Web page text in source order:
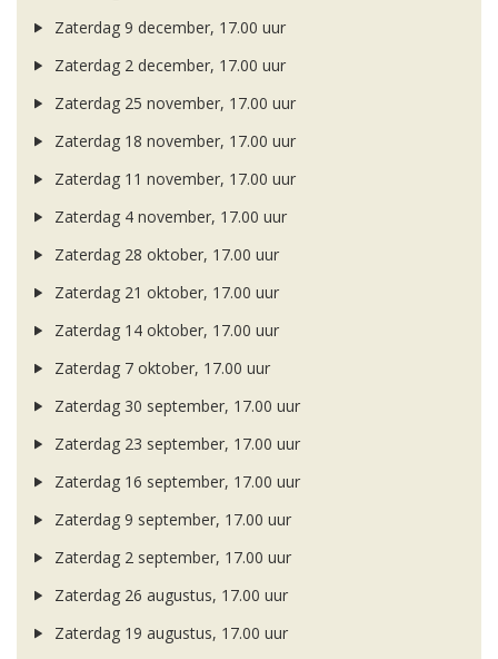
Zaterdag 9 december, 17.00 uur
Zaterdag 2 december, 17.00 uur
Zaterdag 25 november, 17.00 uur
Zaterdag 18 november, 17.00 uur
Zaterdag 11 november, 17.00 uur
Zaterdag 4 november, 17.00 uur
Zaterdag 28 oktober, 17.00 uur
Zaterdag 21 oktober, 17.00 uur
Zaterdag 14 oktober, 17.00 uur
Zaterdag 7 oktober, 17.00 uur
Zaterdag 30 september, 17.00 uur
Zaterdag 23 september, 17.00 uur
Zaterdag 16 september, 17.00 uur
Zaterdag 9 september, 17.00 uur
Zaterdag 2 september, 17.00 uur
Zaterdag 26 augustus, 17.00 uur
Zaterdag 19 augustus, 17.00 uur